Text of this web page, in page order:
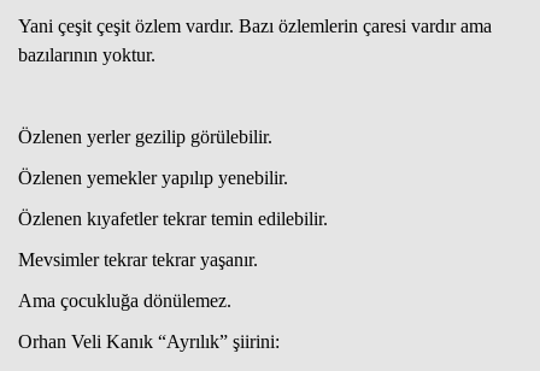
Yani çeşit çeşit özlem vardır. Bazı özlemlerin çaresi vardır ama
bazılarının yoktur.
Özlenen yerler gezilip görülebilir.
Özlenen yemekler yapılıp yenebilir.
Özlenen kıyafetler tekrar temin edilebilir.
Mevsimler tekrar tekrar yaşanır.
Ama çocukluğa dönülemez.
Orhan Veli Kanık “Ayrılık” şiirini: